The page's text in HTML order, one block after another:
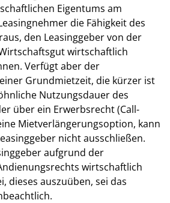
Eigentums am
die Fähigkeit des
den Leasinggeber von der
wirtschaftlich
Verfügt aber der
Grundmietzeit, die kürzer ist
Nutzungsdauer des
über ein Erwerbsrecht (Call-
Mietverlängerungsoption, kann
nicht ausschließen.
aufgrund der
wirtschaftlich
dieses auszuüben, sei das